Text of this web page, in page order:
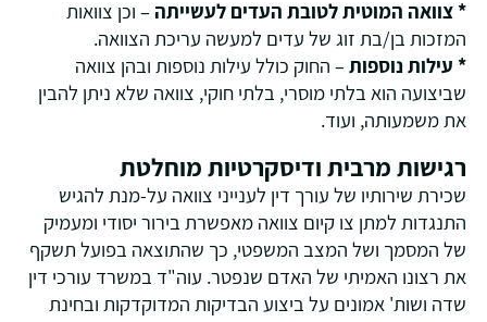
* צוואה המוטית לטובת העדים לעשייתה– וכן צוואות
המזכות בן/בת זוג של עדים למעשה עריכת הצוואה.
* עילות נוספות– החוק כולל עילות נוספות ובהן צוואה
שביצועה הוא בלתי מוסרי, בלתי חוקי, צוואה שלא ניתן להבין
את משמעותה, ועוד.
רגישות מרבית ודיסקרטיות מוחלטת
שכירת שירותיו של עורך דין לענייני צוואה על-מנת להגיש
התנגדות למתן צו קיום צוואה מאפשרת בירור יסודי ומעמיק
של המסמך ושל המצב המשפטי, כך שהתוצאה בפועל תשקף
את רצונו האמיתי של האדם שנפטר. עוה"ד במשרד עורכי דין
שדה ושות' אמונים על ביצוע הבדיקות המדוקדקות ובחינת